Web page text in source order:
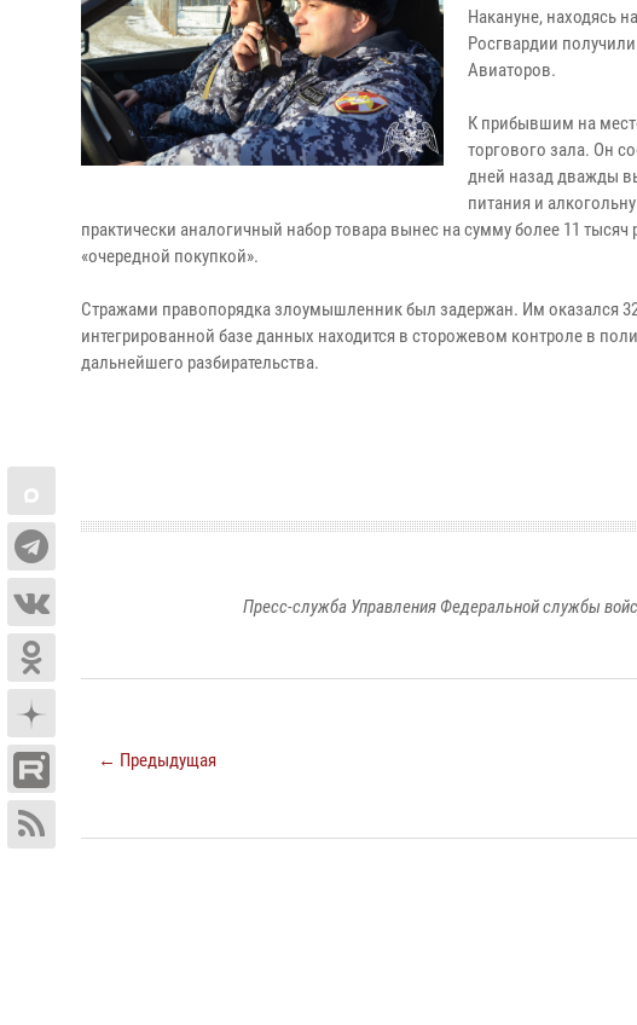
Накануне, находясь
Росгвардии
Авиаторов.
К прибывшим на
торгового зала. Он
дней назад дважды
питания и
практически аналогичный набор товара вынес на сумму более 11
«очередной покупкой».
Стражами правопорядка злоумышленник был задержан. Им оказался
интегрированной базе данных находится в сторожевом контроле в
дальнейшего разбирательства.
Пресс-служба Управления Федеральной службы
← Предыдущая